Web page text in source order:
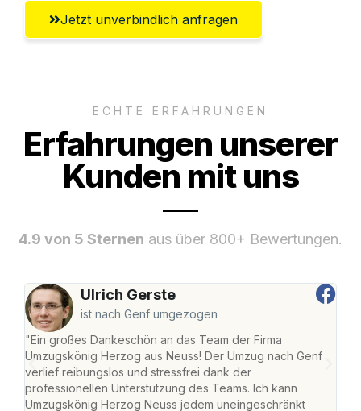
Jetzt unverbindlich anfragen
ECHTE ERFAHRUNGEN
Erfahrungen unserer
Kunden mit uns
4.9 von 5 Sternen aus über 800+ Bewertungen.
Ulrich Gerste
ist nach Genf umgezogen
"Ein großes Dankeschön an das Team der Firma
Umzugskönig Herzog aus Neuss! Der Umzug nach Genf
verlief reibungslos und stressfrei dank der
professionellen Unterstützung des Teams. Ich kann
Umzugskönig Herzog Neuss jedem uneingeschränkt